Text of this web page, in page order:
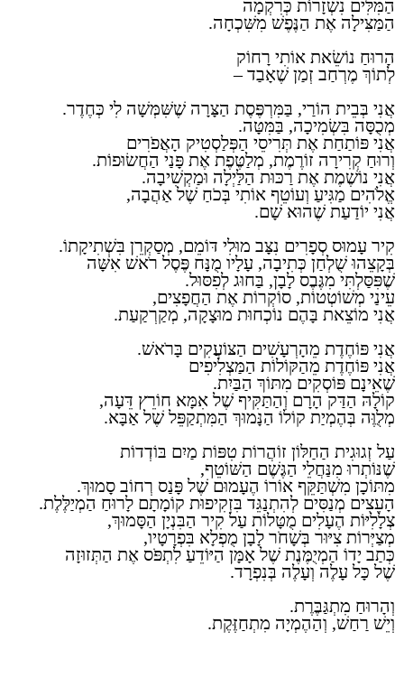
הַמִּלִּים נִשְׁזָרוֹת כְּרִקְמָה
הַמַּצִּילָה אֶת הַנֶּפֶשׁ מִשִּׁכְחָה.
הָרוּחַ נוֹשֵׂאת אוֹתִי רָחוֹק
לְתוֹךְ מֶרְחַב זְמַן שֶׁאָבַד –
אֲנִי בְּבֵית הוֹרַי, בַּמִּרְפֶּסֶת הַצָּרָה שֶׁשִּׁמְּשָׁה לִי כְּחֶדֶר.
מְכֻסָּה בִּשְׂמִיכָה, בַּמִּטָּה.
אֲנִי פּוֹתַחַת אֶת תְּרִיסֵי הַפְּלַסְטִיק הָאֲפֹרִים
וְרוּחַ קְרִירָה זוֹרֶמֶת, מְלַטֶּפֶת אֶת פָּנַי הַחֲשׂוּפוֹת.
אֲנִי נוֹשֶׁמֶת אֶת רַכּוּת הַלַּיְלָה וּמַקְשִׁיבָה.
אֱלֹהִים מַגִּיעַ וְעוֹטֵף אוֹתִי בְּכֹחַ שֶׁל אַהֲבָה,
אֲנִי יוֹדַעַת שֶׁהוּא שָׁם.
קִיר עָמוּס סְפָרִים נִצָּב מוּלִי דּוֹמֵם, מְסַקְרֵן בִּשְׁתִיקָתוֹ.
בְּקָצֵהוּ שֻׁלְחַן כְּתִיבָה, עָלָיו מֻנָּח פֶּסֶל רֹאשׁ אִשָּׁה
שֶׁפִּסַּלְתִּי מִגֶּבֶס לָבָן, בַּחוּג לְפִסּוּל.
עֵינַי מְשׁוֹטְטוֹת, סוֹקְרוֹת אֶת הַחֲפָצִים,
אֲנִי מוֹצֵאת בָּהֶם נוֹכְחוּת מוּצָקָה, מְקַרְקַעַת.
אֲנִי פּוֹחֶדֶת מֵהָרְעָשִׁים הַצּוֹעֲקִים בָּרֹאשׁ.
אֲנִי פּוֹחֶדֶת מֵהַקּוֹלוֹת הַמַּצְלִיפִים
שֶׁאֵינָם פּוֹסְקִים מִתּוֹךְ הַבַּיִת.
קוֹלָהּ הַדַּק הָרָם וְהַתַּקִּיף שֶׁל אִמָּא חוֹרֵץ דֵּעָה,
מְלֻוֶּה בְּהֶמְיַת קוֹלוֹ הַנָּמוּךְ הַמִּתְקַפֵּל שֶׁל אַבָּא.
עַל זְגוּגִית הַחַלּוֹן זוֹהֲרוֹת טִפּוֹת מַיִם בּוֹדְדוֹת
שֶׁנּוֹתְרוּ מִנַּחֲלֵי הַגֶּשֶׁם הַשּׁוֹטֵף,
מִתּוֹכָן מִשְׁתַּקֵּף אוֹרוֹ הֶעָמוּם שֶׁל פָּנַס רְחוֹב סָמוּךְ.
הָעֵצִים מְנַסִּים לְהִתְנַגֵּד בִּזְקִיפוּת קוֹמָתָם לָרוּחַ הַמְיַלֶּלֶת.
צְלָלִיּוֹת הֶעָלִים מֻטָּלוֹת עַל קִיר הַבִּנְיָן הַסָּמוּךְ,
מְצַיְּרוֹת צִיּוּר בְּשָׁחֹר לָבָן מֻפְלָא בִּפְרָטָיו,
כְּתַב יָדוֹ הַמְיֻמֶּנֶת שֶׁל אָמָּן הַיּוֹדֵעַ לִתְפֹּס אֶת הַתְּזוּזָה
שֶׁל כָּל עָלֶה וְעָלֶה בְּנִפְרָד.
וְהָרוּחַ מִתְגַּבֶּרֶת.
וְיֵשׁ רַחַשׁ, וְהַהֶמְיָה מִתְחַזֶּקֶת.